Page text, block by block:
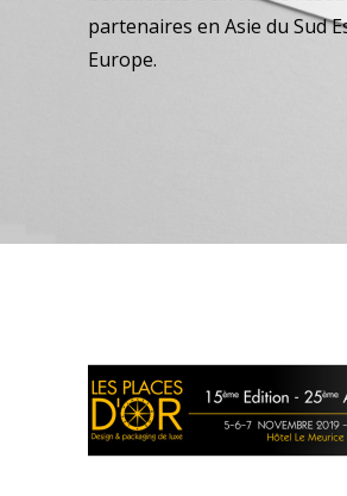
partenaires en Asie du Sud
Europe.